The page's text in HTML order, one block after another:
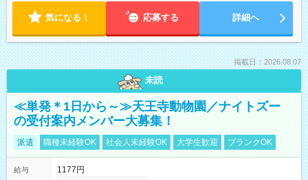
気になる！ 応募する 詳細へ
掲載日：2026.08.07
未読
≪単発＊1日から～≫天王寺動物園／ナイトズー
の受付案内メンバー大募集！
派遣 職種未経験OK 社会人未経験OK 大学生歓迎 ブランクOK
給与
1177円